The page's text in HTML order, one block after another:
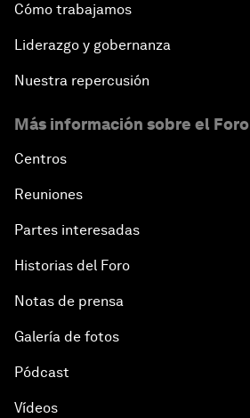
Cómo trabajamos
Liderazgo y gobernanza
Nuestra repercusión
Más información sobre el Foro
Centros
Reuniones
Partes interesadas
Historias del Foro
Notas de prensa
Galería de fotos
Pódcast
Vídeos